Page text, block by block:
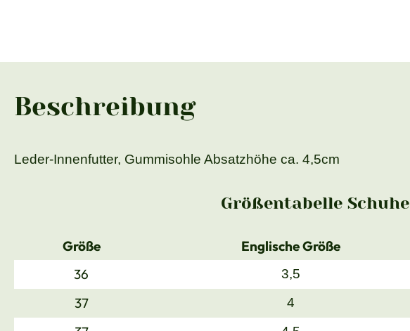
Beschreibung
Leder-Innenfutter, Gummisohle Absatzhöhe ca. 4,5cm
Größentabelle Schuhe
Größe Englische Größe
36
3,5
37 4